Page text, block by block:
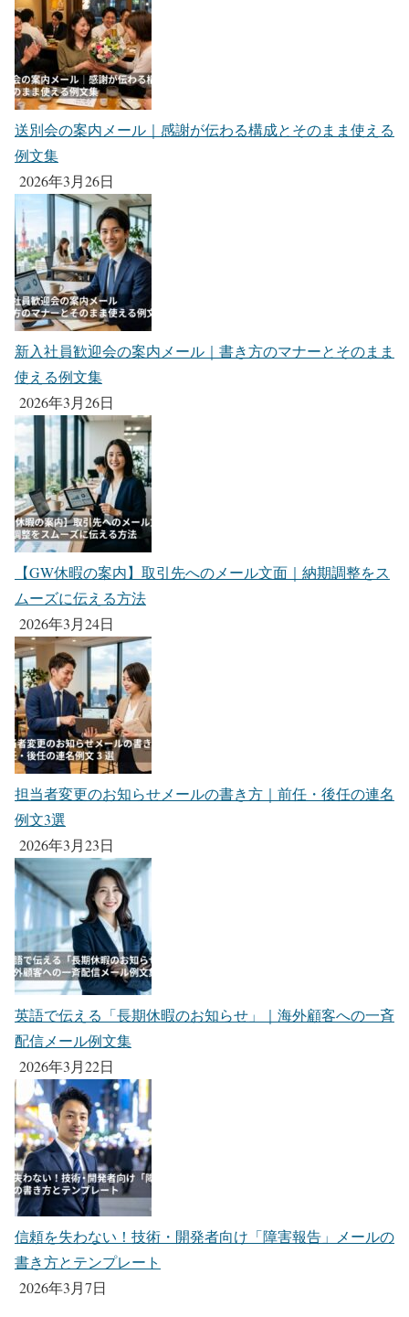
送別会の案内メール｜感謝が伝わる構成とそのまま使える
例文集
2026年3月26日
新入社員歓迎会の案内メール｜書き方のマナーとそのまま
使える例文集
2026年3月26日
【GW休暇の案内】取引先へのメール文面｜納期調整をス
ムーズに伝える方法
2026年3月24日
担当者変更のお知らせメールの書き方｜前任・後任の連名
例文3選
2026年3月23日
英語で伝える「長期休暇のお知らせ」｜海外顧客への一斉
配信メール例文集
2026年3月22日
信頼を失わない！技術・開発者向け「障害報告」メールの
書き方とテンプレート
2026年3月7日